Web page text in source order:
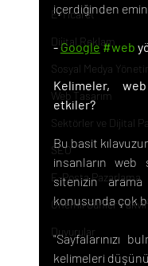
E-Ticaret
Dijital Reklam
Sosyal Medya
Web Tasarım
Sektörler ve Dijital
SEO
E-Posta Pazarlama
Önemli Günler
Duyurular
içerdiğinden
- Google#web
Kelimeler, web
etkiler?
Bu basit
insanların web
sitenizin arama
konusunda çok
"Sayfalarınızı
kelimeleri